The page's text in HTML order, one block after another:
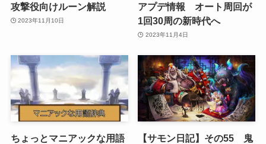
攻撃役向けルーン解説
2023年11月10日
アプデ情報 オート周回が
1回30周の新時代へ
2023年11月4日
ちょっとマニアックな用語
【サモン日記】その55 鬼